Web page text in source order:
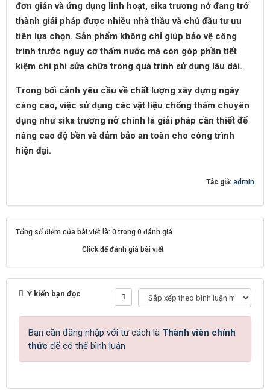
đơn giản và ứng dụng linh hoạt, sika trương nở đang trở
thành giải pháp được nhiều nhà thầu và chủ đầu tư ưu
tiên lựa chọn. Sản phẩm không chỉ giúp bảo vệ công
trình trước nguy cơ thấm nước mà còn góp phần tiết
kiệm chi phí sửa chữa trong quá trình sử dụng lâu dài.
Trong bối cảnh yêu cầu về chất lượng xây dựng ngày
càng cao, việc sử dụng các vật liệu chống thấm chuyên
dụng như sika trương nở chính là giải pháp cần thiết để
nâng cao độ bền và đảm bảo an toàn cho công trình
hiện đại.
Tác giả: admin
Tổng số điểm của bài viết là: 0 trong 0 đánh giá
Click để đánh giá bài viết
Ý kiến bạn đọc
Bạn cần đăng nhập với tư cách là Thành viên chính
thức để có thể bình luận